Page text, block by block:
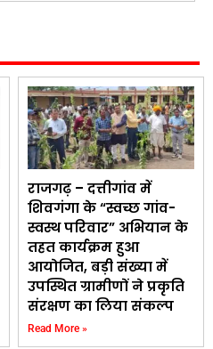
राजगढ़ – दत्तीगांव में
शिवगंगा के “स्वच्छ गांव-
स्वस्थ परिवार” अभियान के
तहत कार्यक्रम हुआ
आयोजित, बड़ी संख्या में
उपस्थित ग्रामीणों ने प्रकृति
संरक्षण का लिया संकल्प
Read More »